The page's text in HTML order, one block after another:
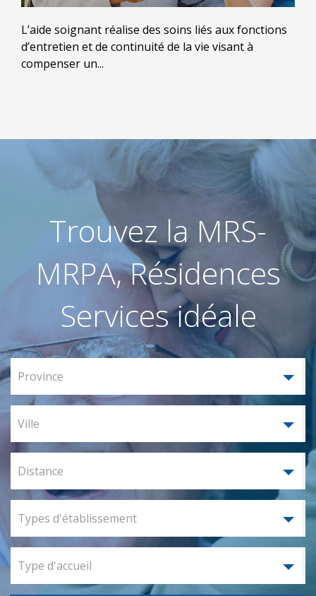
L’aide soignant réalise des soins liés aux fonctions
d’entretien et de continuité de la vie visant à
compenser un...
Trouvez la MRS-
MRPA, Résidences
Services idéale
Province
Ville
Distance
Types d'établissement
Type d'accueil